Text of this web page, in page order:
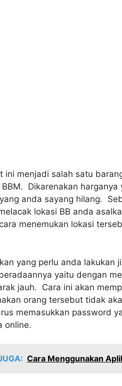
ini menjadi salah satu
Dikarenakan
anda sayang hilang.
lokasi BB anda
menemukan lokasi
yang perlu anda lakukan
yaitu dengan
jauh. Cara ini akan
orang tersebut tidak
memasukkan password
online.
Cara Menggunakan